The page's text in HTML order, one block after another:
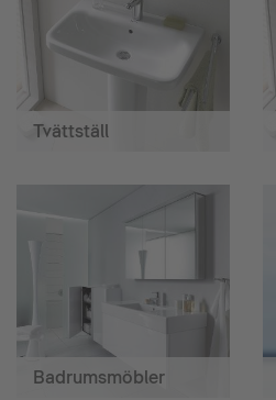
Tvättställ
Badrumsmöbler